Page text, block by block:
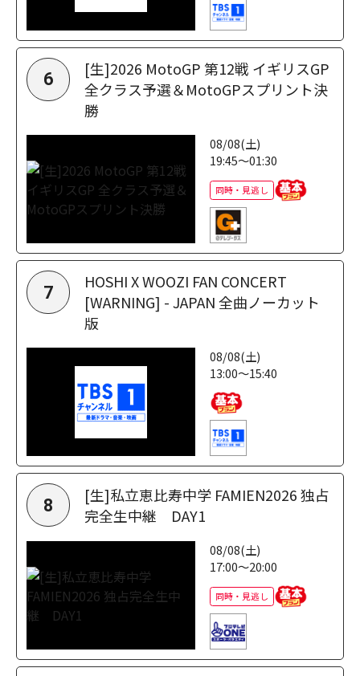
6
[生]2026 MotoGP 第12戦 イギリスGP
全クラス予選＆MotoGPスプリント決
勝
08/08(土)
19:45～01:30
同時・見逃し
7
HOSHI X WOOZI FAN CONCERT
[WARNING] - JAPAN 全曲ノーカット
版
08/08(土)
13:00～15:40
8
[生]私立恵比寿中学 FAMIEN2026 独占
完全生中継 DAY1
08/08(土)
17:00～20:00
同時・見逃し